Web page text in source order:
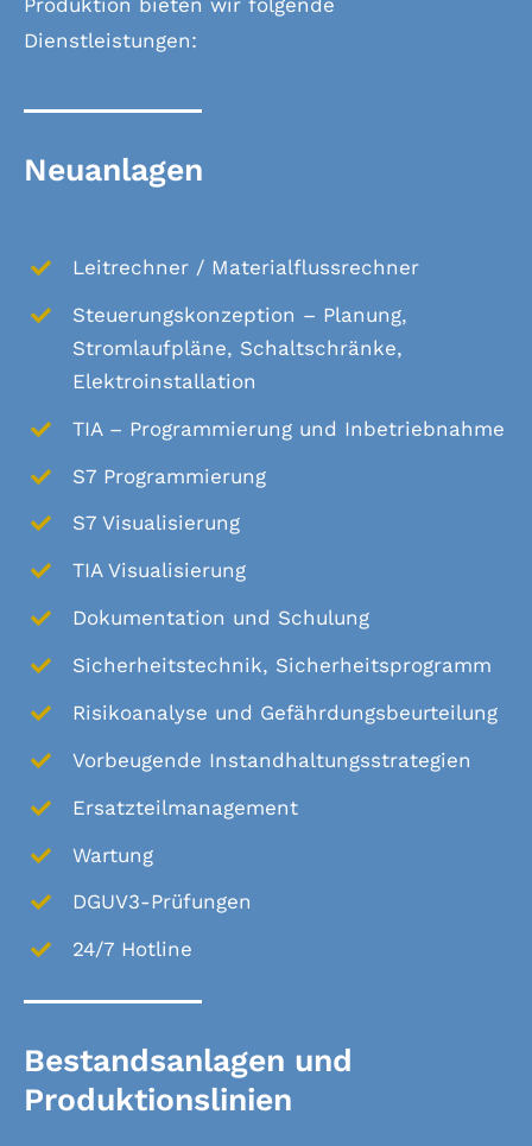
Dienstleistungen:
Neuanlagen
Leitrechner / Materialflussrechner
Steuerungskonzeption – Planung,
Stromlaufpläne, Schaltschränke,
Elektroinstallation
TIA – Programmierung und Inbetriebnahme
S7 Programmierung
S7 Visualisierung
TIA Visualisierung
Dokumentation und Schulung
Sicherheitstechnik, Sicherheitsprogramm
Risikoanalyse und Gefährdungsbeurteilung
Vorbeugende Instandhaltungsstrategien
Ersatzteilmanagement
Wartung
DGUV3-Prüfungen
24/7 Hotline
Bestandsanlagen und
Produktionslinien